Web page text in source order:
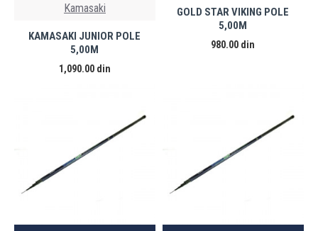
Kamasaki
KAMASAKI JUNIOR POLE
5,00M
1,090.00 din
GOLD STAR VIKING POLE
5,00M
980.00 din